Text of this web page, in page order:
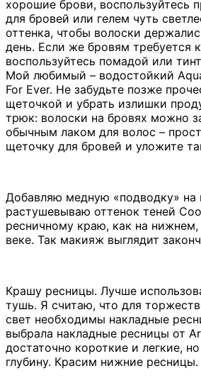
хорошие брови, воспользуйтесь
для бровей или гелем чуть
оттенка, чтобы волоски
день. Если же бровям требуется
воспользуйтесь помадой или
Мой любимый – водостойкий
For Ever. Не забудьте позже
щеточкой и убрать излишки
трюк: волоски на бровях можно
обычным лаком для волос –
щеточку для бровей и уложите
Добавляю медную «подводку» на
растушевываю оттенок теней
ресничному краю, как на нижнем,
веке. Так макияж выглядит
Крашу ресницы. Лучше
тушь. Я считаю, что для
свет необходимы накладные
выбрала накладные ресницы от
достаточно короткие и легкие,
глубину. Красим нижние